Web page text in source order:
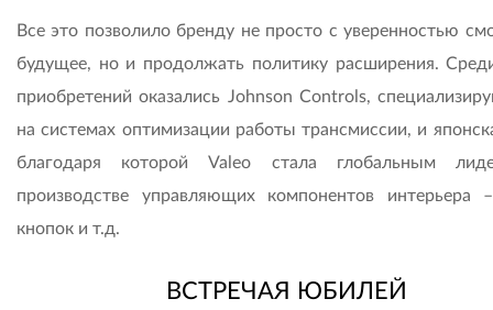
Все это позволило бренду не просто с уверенностью
будущее, но и продолжать политику расширения.
приобретений оказались Johnson Controls,
на системах оптимизации работы трансмиссии, и
благодаря которой Valeo стала глобальным
производстве управляющих компонентов интерьера
кнопок и т.д.
ВСТРЕЧАЯ ЮБИЛЕЙ